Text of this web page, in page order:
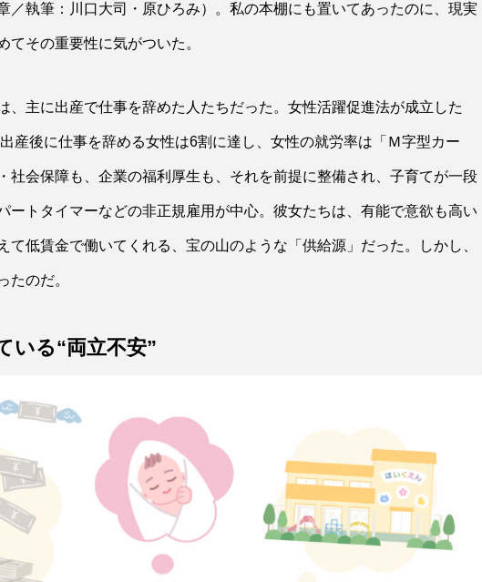
／執筆：川口大司・原ひろみ）。私の本棚にも置いてあったのに、現実
てその重要性に気がついた。
、主に出産で仕事を辞めた人たちだった。女性活躍促進法が成立した
産後に仕事を辞める女性は6割に達し、女性の就労率は「Ｍ字型カー
社会保障も、企業の福利厚生も、それを前提に整備され、子育てが一段
ートタイマーなどの非正規雇用が中心。彼女たちは、有能で意欲も高い
て低賃金で働いてくれる、宝の山のような「供給源」だった。しかし、
たのだ。
いる“両立不安”